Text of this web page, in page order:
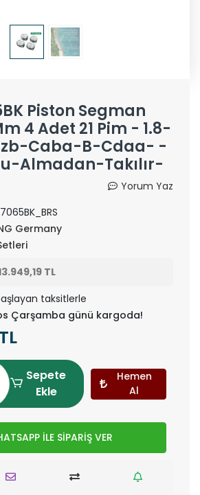
Piston Segman
4 Adet 21 Pim - 1.8-
Caba-B-Cdaa- -
Almadan-Takılır-
Yorum Yaz
Germany
TL
taksitlerle
Çarşamba günü kargoda!
Sepete
Ekle
Hemen
Al
İLE SİPARİŞ VER